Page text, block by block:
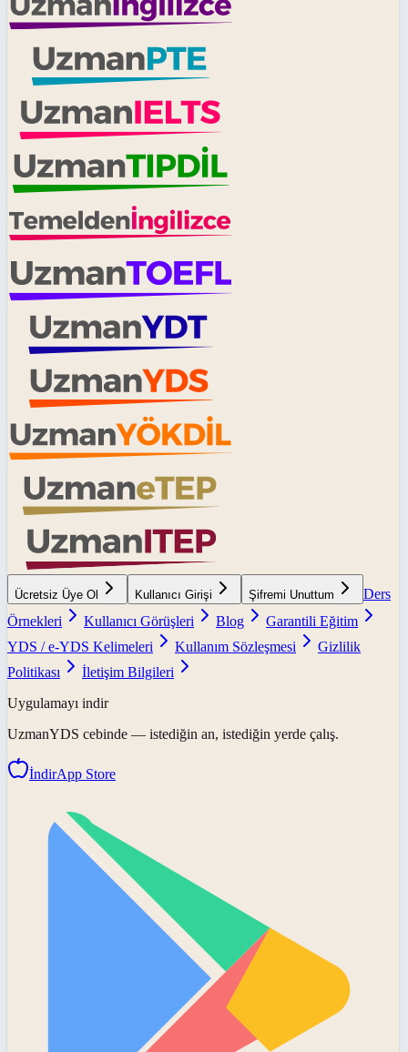
Ücretsiz Üye Ol Kullanıcı Girişi Şifremi Unuttum
Ders
Örnekleri
Kullanıcı Görüşleri Blog
Garantili Eğitim
YDS / e-YDS Kelimeleri
Kullanım Sözleşmesi
Gizlilik
Politikası
İletişim Bilgileri
Uygulamayı indir
UzmanYDS cebinde — istediğin an, istediğin yerde çalış.
İndirApp Store